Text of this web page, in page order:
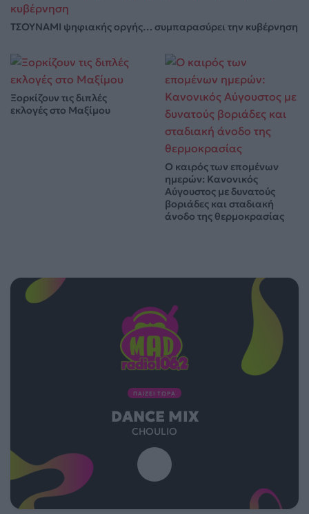
ΤΣΟΥΝΑΜΙ ψηφιακής οργής… συμπαρασύρει την κυβέρνηση
Ξορκίζουν τις διπλές
εκλογές στο Μαξίμου
Ο καιρός των επομένων
ημερών: Κανονικός
Αύγουστος με δυνατούς
βοριάδες και σταδιακή
άνοδο της θερμοκρασίας
ΠΑΙΖΕΙ ΤΩΡΑ
DANCE MIX
CHOULIO